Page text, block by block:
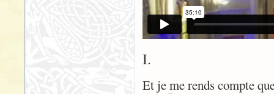
I.
Et je me rends compte